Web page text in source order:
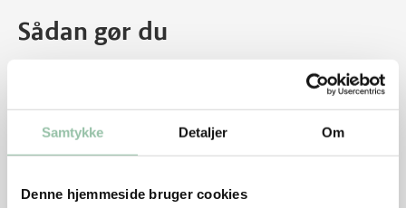
Samtykke Detaljer Om
Denne hjemmeside bruger cookies
Sådan gør du
gennemskæres. Skyl dem godt, og skær årestammer
og sener væk. Skær kødet i 2 cm tykke strimler. Dup
dem tørre med køkkenrulle, og brun dem ad to
og tilsæt salt og peber. Kog under låg i ca. 30